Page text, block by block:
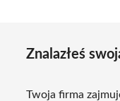
Znalazłeś
Twoja firma